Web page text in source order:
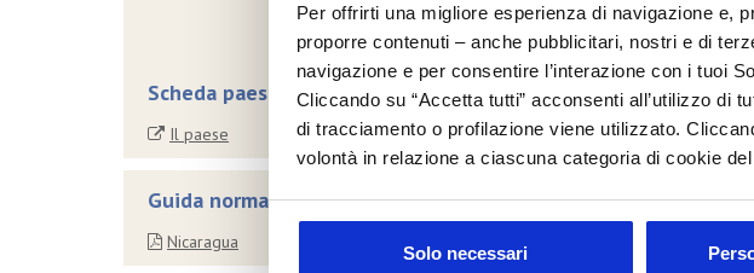
Per offrirti una migliore esperienza di navigazione e,
proporre contenuti – anche pubblicitari, nostri e di
navigazione e per consentire l’interazione con i tuoi
Cliccando su “Accetta tutti” acconsenti all’utilizzo di
di tracciamento o profilazione viene utilizzato.
volontà in relazione a ciascuna categoria di cookie
Solo necessari
Scheda paese
Il paese
Guida normativa all'esportazione
Nicaragua